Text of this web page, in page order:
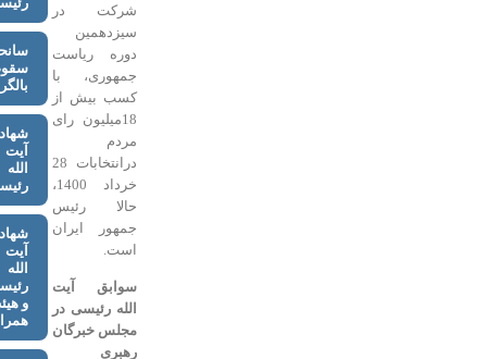
شرکت در
سیزدهمین
دوره ریاست
جمهوری، با
کسب بیش از
18میلیون رای
درانتخابات 28
حالا رئیس
جمهور ایران
سوابق آیت
الله رئیسی در
مجلس خبرگان
سانحه
سقوط
بالگرد
شهادت
الله
رئیسی
شهادت
رئیسی
همراه